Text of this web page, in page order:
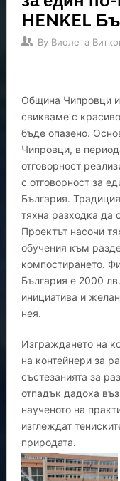
HENKEL
By Виолета
Община Чипровци
свикваме с
бъде опазено.
Чипровци, в
отговорност
с отговорност за
България.
тяхна разходка да
Проектът насочи
обучения към
компостирането.
България е 2000
инициатива и
нея.
Изграждането на
на контейнери за
състезанията за
отпадък дадоха
наученото на
изглеждат
природата.